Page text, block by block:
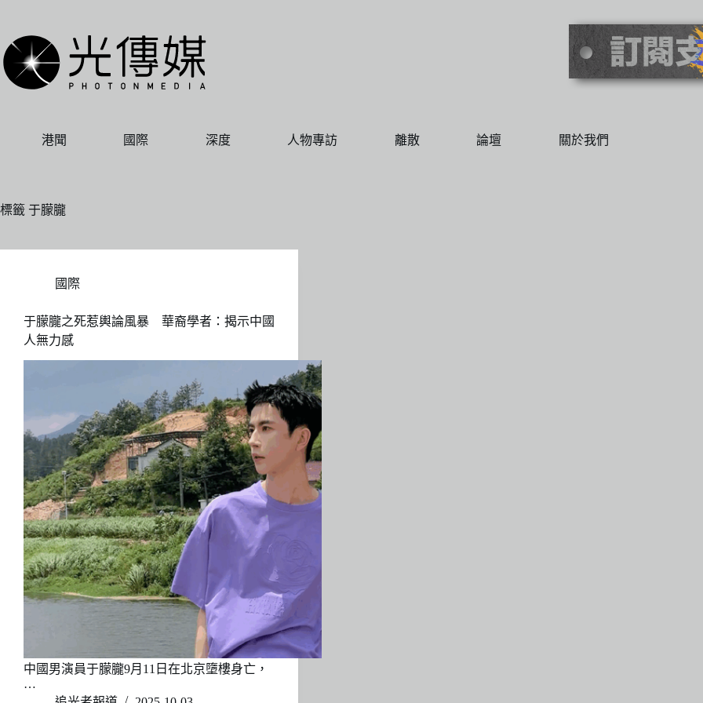
主
要
內
港聞 國際 深度 人物專訪 離散 論壇 關於我們
標籤 于朦朧
國際
于朦朧之死惹輿論風暴 華裔學者：揭示中國
人無力感
中國男演員于朦朧9月11日在北京墮樓身亡，
…